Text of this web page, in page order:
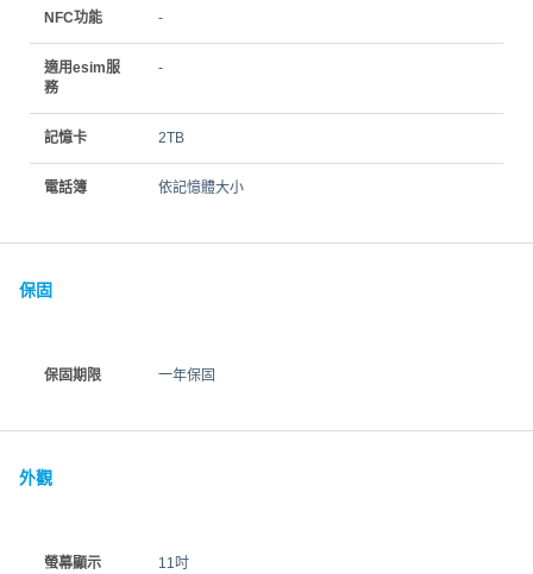
NFC功能 -
適用esim服
務
-
記憶卡 2TB
電話簿 依記憶體大小
保固
保固期限 一年保固
外觀
螢幕顯示 11吋